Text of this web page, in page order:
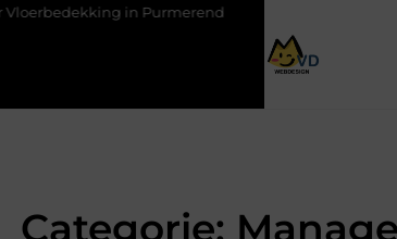
in Purmerend Hoe een slim geplaatste
Categorie: